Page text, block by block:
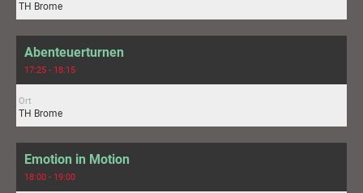
TH Brome
Abenteuerturnen
17:25 - 18:15
Ort
TH Brome
Emotion in Motion
18:00 - 19:00